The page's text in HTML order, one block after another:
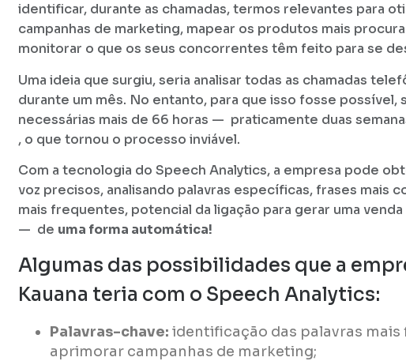
identificar, durante as chamadas, termos relevantes para
campanhas de marketing, mapear os produtos mais
monitorar o que os seus concorrentes têm feito para se
Uma ideia que surgiu, seria analisar todas as chamadas
durante um mês. No entanto, para que isso fosse possível,
necessárias mais de 66 horas — praticamente duas
, o que tornou o processo inviável.
Com a tecnologia do Speech Analytics, a empresa pode
voz precisos, analisando palavras específicas, frases mais
mais frequentes, potencial da ligação para gerar uma venda
— de uma forma automática!
Algumas das possibilidades que a
Kauana teria com o Speech Analytics:
Palavras-chave: identificação das palavras mais
aprimorar campanhas de marketing;